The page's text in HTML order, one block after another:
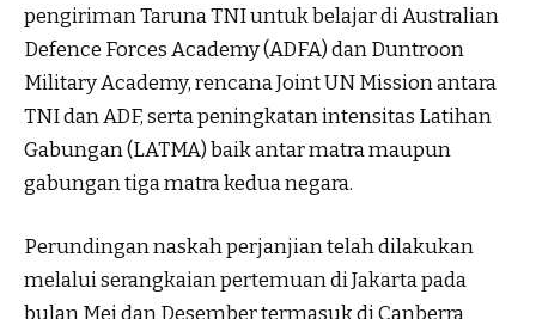
pengiriman Taruna TNI untuk belajar di Australian
Defence Forces Academy (ADFA) dan Duntroon
Military Academy, rencana Joint UN Mission antara
TNI dan ADF, serta peningkatan intensitas Latihan
Gabungan (LATMA) baik antar matra maupun
gabungan tiga matra kedua negara.
Perundingan naskah perjanjian telah dilakukan
melalui serangkaian pertemuan di Jakarta pada